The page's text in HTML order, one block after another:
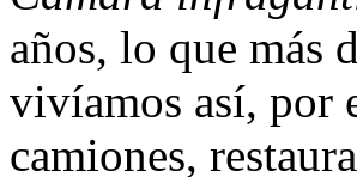
años, lo que más
vivíamos así, por
camiones,